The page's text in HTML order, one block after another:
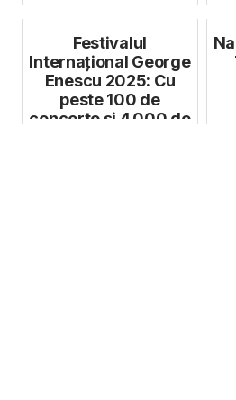
Festivalul
Internațional George
Enescu 2025: Cu
peste 100 de
concerte și 4.000 de